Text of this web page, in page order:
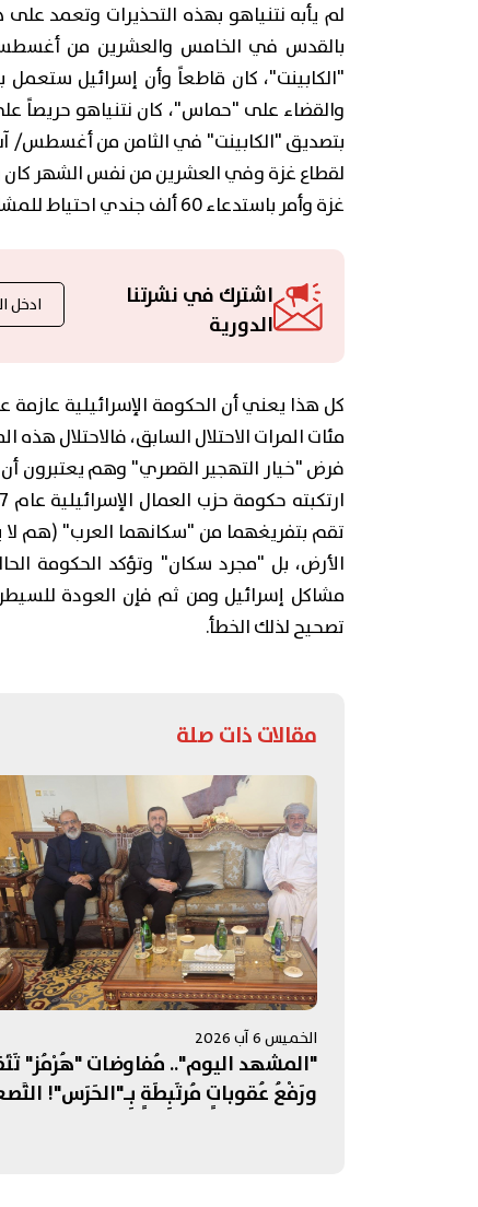
لم يأبه نتنياهو بهذه التحذيرات وتعمد
بالقدس في الخامس والعشرين من
"الكابينت"، كان قاطعاً وأن إسرائيل
والقضاء على "حماس"، كان نتنياهو حريصاً
بتصديق "الكابينت" في الثامن من أغسطس/ آب
لقطاع غزة وفي العشرين من نفس الشهر كان
غزة وأمر باستدعاء 60 ألف جندي احتياط للمشاركة في تنفيذ العملية.
اشترك في نشرتنا
الدورية
كل هذا يعني أن الحكومة الإسرائيلية عازمة
مئات المرات الاحتلال السابق، فالاحتلال
فرض "خيار التهجير القصري" وهم يعتبرون
تقم بتفريغهما من "سكانهما العرب" (هم
الأرض، بل "مجرد سكان" وتؤكد الحكومة
مشاكل إسرائيل ومن ثم فإن العودة
تصحيح لذلك الخطأ.
مقالات ذات صلة
الخميس 6 آب 2026
"المشهد اليوم".. مُفاوضات "هُرْمُز"
ورَفْعُ عُقوباتٍ مُرتَبِطَةٍ بِـ"الحَرَس"!